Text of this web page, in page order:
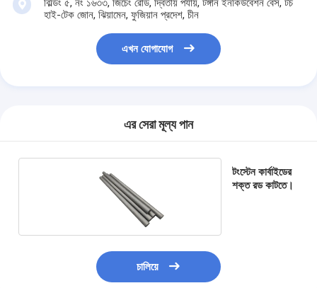
হাই-টেক জোন, ঝিয়ামেন, ফুজিয়ান প্রদেশ, চীন
এখন যোগাযোগ
এর সেরা মূল্য পান
টংস্টেন কার্বাইডের
শক্ত রড কাটতে।
চালিয়ে